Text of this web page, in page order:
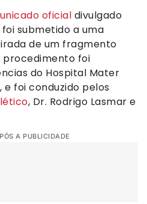
oficial divulgado
submetido a uma
de um fragmento
procedimento foi
do Hospital Mater
e foi conduzido pelos
, Dr. Rodrigo Lasmar e
A PUBLICIDADE